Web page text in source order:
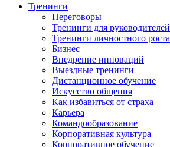
Тренинги
Переговоры
Тренинги для руководителей
Тренинги личностного роста
Бизнес
Внедрение инноваций
Выездные тренинги
Дистанционное обучение
Искусство общения
Как избавиться от страха
Карьера
Командообразование
Корпоративная культура
Корпоративное обучение